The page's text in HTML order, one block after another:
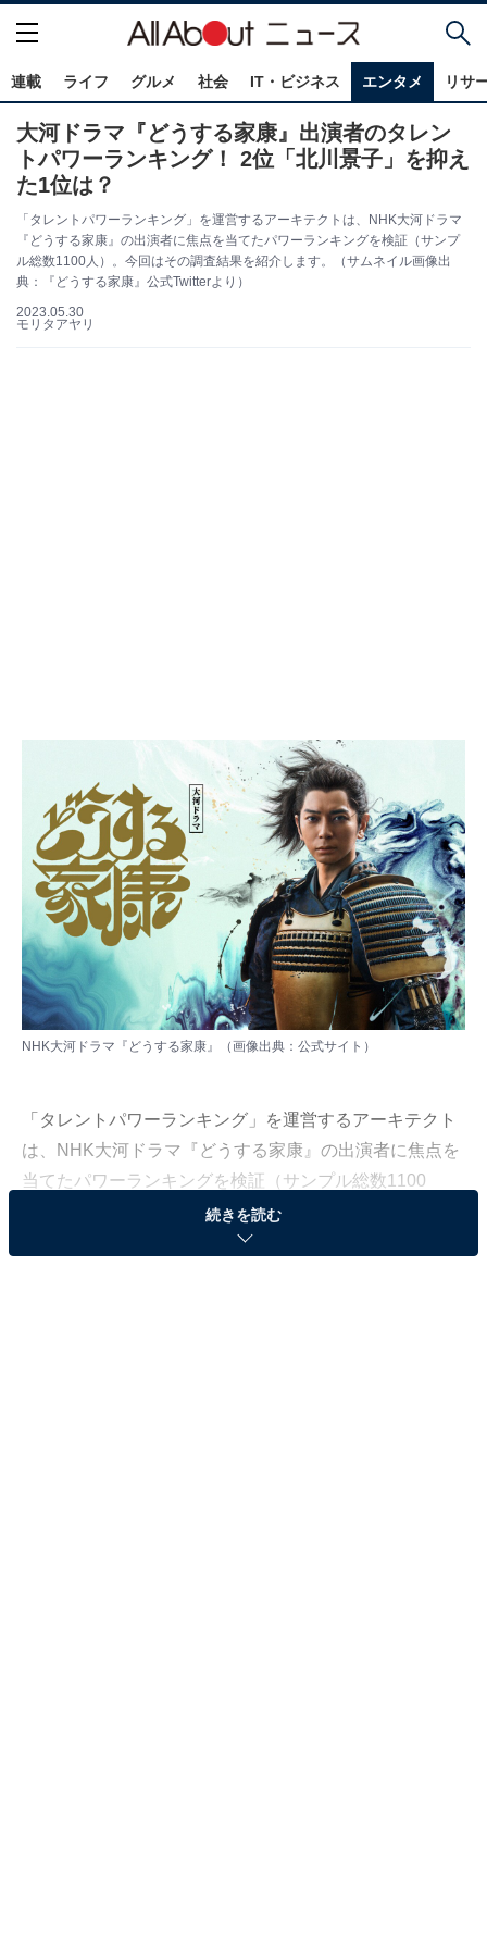
連載 ライフ グルメ 社会 IT・ビジネス エンタメ リサ
大河ドラマ『どうする家康』出演者のタレン
トパワーランキング！ 2位「北川景子」を抑え
た1位は？
「タレントパワーランキング」を運営するアーキテクトは、NHK大河ドラマ
『どうする家康』の出演者に焦点を当てたパワーランキングを検証（サンプ
ル総数1100人）。今回はその調査結果を紹介します。（サムネイル画像出
典：『どうする家康』公式Twitterより）
2023.05.30
モリタアヤリ
NHK大河ドラマ『どうする家康』（画像出典： 公式サイト ）
「タレントパワーランキング」を運営するアーキテクト
は、NHK大河ドラマ『どうする家康』の出演者に焦点を
当てたパワーランキングを検証（サンプル総数1100
人）。今回はその調査結果を紹介します。
続きを読む